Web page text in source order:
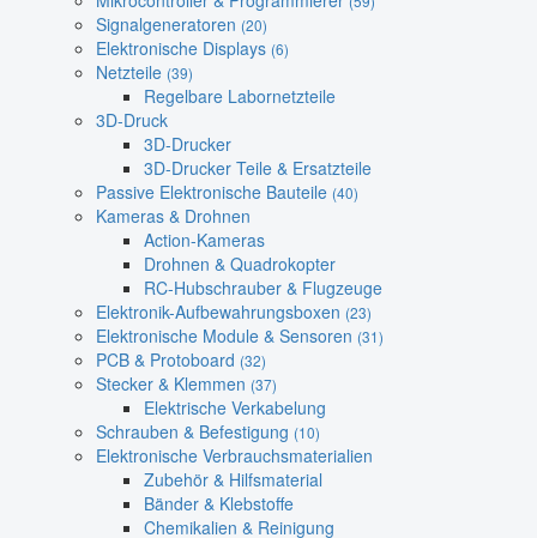
Signalgeneratoren (20)
Elektronische Displays (6)
Netzteile (39)
Regelbare Labornetzteile
3D-Druck
3D-Drucker
3D-Drucker Teile & Ersatzteile
Passive Elektronische Bauteile (40)
Kameras & Drohnen
Action-Kameras
Drohnen & Quadrokopter
RC-Hubschrauber & Flugzeuge
Elektronik-Aufbewahrungsboxen (23)
Elektronische Module & Sensoren (31)
PCB & Protoboard (32)
Stecker & Klemmen (37)
Elektrische Verkabelung
Schrauben & Befestigung (10)
Elektronische Verbrauchsmaterialien
Zubehör & Hilfsmaterial
Bänder & Klebstoffe
Chemikalien & Reinigung